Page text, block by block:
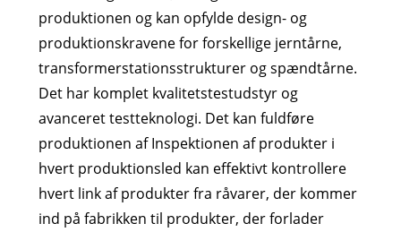
produktionen og kan opfylde design- og
produktionskravene for forskellige jerntårne,
transformerstationsstrukturer og spændtårne.
Det har komplet kvalitetstestudstyr og
avanceret testteknologi. Det kan fuldføre
produktionen af ​​Inspektionen af ​​produkter i
hvert produktionsled kan effektivt kontrollere
hvert link af produkter fra råvarer, der kommer
ind på fabrikken til produkter, der forlader